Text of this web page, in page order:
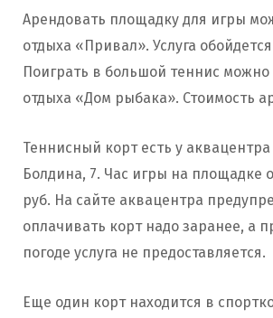
Арендовать площадку для игры
отдыха «Привал». Услуга
Поиграть в большой теннис можно
отдыха «Дом рыбака». Стоимость
Теннисный корт есть у
Болдина, 7. Час игры на площадке
руб. На сайте аквацентра
оплачивать корт надо заранее, а
погоде услуга не предоставляется.
Еще один корт находится в